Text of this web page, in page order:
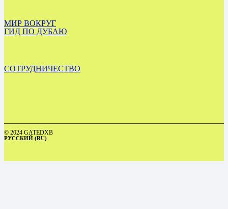
МИР ВОКРУГ
ГИД ПО ДУБАЮ
СОТРУДНИЧЕСТВО
© 2024 GATEDXB
РУССКИЙ (RU)